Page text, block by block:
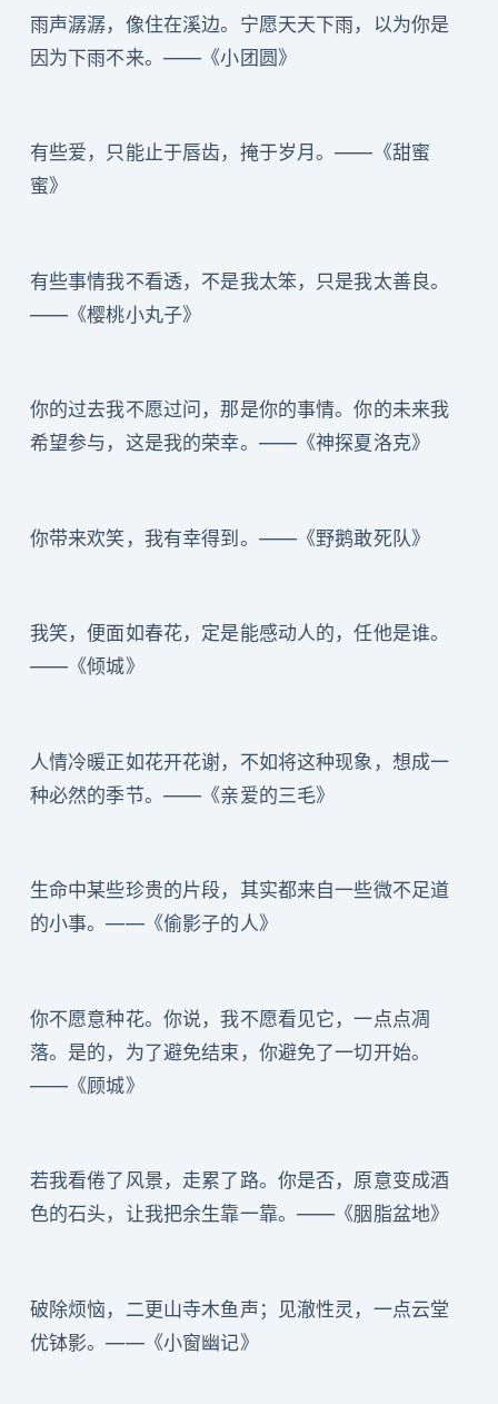
雨声潺潺，像住在溪边。宁愿天天下雨，以为你是
因为下雨不来。——《小团圆》
有些爱，只能止于唇齿，掩于岁月。——《甜蜜
蜜》
有些事情我不看透，不是我太笨，只是我太善良。
——《樱桃小丸子》
你的过去我不愿过问，那是你的事情。你的未来我
希望参与，这是我的荣幸。——《神探夏洛克》
你带来欢笑，我有幸得到。——《野鹅敢死队》
我笑，便面如春花，定是能感动人的，任他是谁。
——《倾城》
人情冷暖正如花开花谢，不如将这种现象，想成一
种必然的季节。——《亲爱的三毛》
生命中某些珍贵的片段，其实都来自一些微不足道
的小事。——《偷影子的人》
你不愿意种花。你说，我不愿看见它，一点点凋
落。是的，为了避免结束，你避免了一切开始。
——《顾城》
若我看倦了风景，走累了路。你是否，原意变成酒
色的石头，让我把余生靠一靠。——《胭脂盆地》
破除烦恼，二更山寺木鱼声；见澈性灵，一点云堂
优钵影。——《小窗幽记》